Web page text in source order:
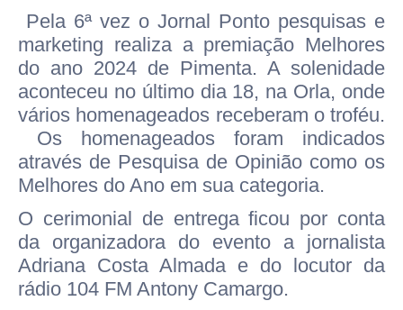
Pela 6ª vez o Jornal Ponto pesquisas e
marketing realiza a premiação Melhores
do ano 2024 de Pimenta. A solenidade
aconteceu no último dia 18, na Orla, onde
vários homenageados receberam o troféu.
Os homenageados foram indicados
através de Pesquisa de Opinião como os
Melhores do Ano em sua categoria.
O cerimonial de entrega ficou por conta
da organizadora do evento a jornalista
Adriana Costa Almada e do locutor da
rádio 104 FM Antony Camargo.